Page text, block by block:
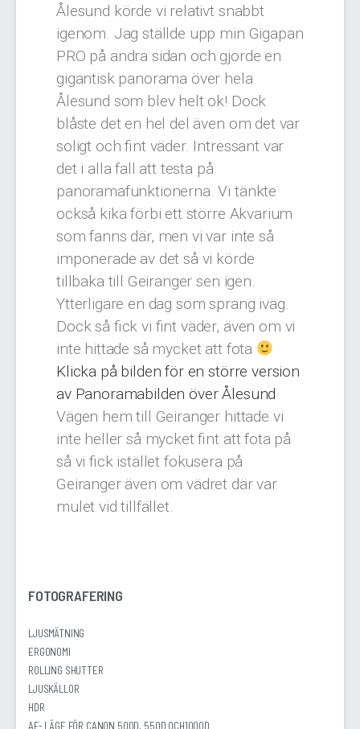
Ålesund körde vi relativt snabbt
igenom. Jag ställde upp min Gigapan
PRO på andra sidan och gjorde en
gigantisk panorama över hela
Ålesund som blev helt ok! Dock
blåste det en hel del även om det var
soligt och fint väder. Intressant var
det i alla fall att testa på
panoramafunktionerna. Vi tänkte
också kika förbi ett större Akvarium
som fanns där, men vi var inte så
imponerade av det så vi körde
tillbaka till Geiranger sen igen.
Ytterligare en dag som sprang iväg.
Dock så fick vi fint väder, även om vi
inte hittade så mycket att fota
Klicka på bilden för en större version
av Panoramabilden över Ålesund
Vägen hem till Geiranger hittade vi
inte heller så mycket fint att fota på
så vi fick istället fokusera på
Geiranger även om vädret där var
mulet vid tillfället.
FOTOGRAFERING
LJUSMÄTNING
ERGONOMI
ROLLING SHUTTER
LJUSKÄLLOR
HDR
AF- LÄGE FÖR CANON 500D, 550D OCH1000D